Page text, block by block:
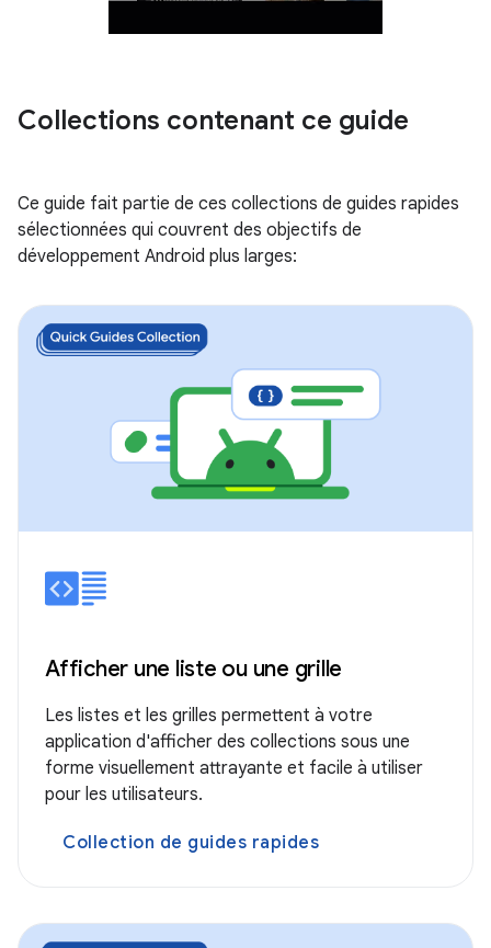
Collections contenant ce guide
Ce guide fait partie de ces collections de guides rapides
sélectionnées qui couvrent des objectifs de
développement Android plus larges:
Afficher une liste ou une grille
Les listes et les grilles permettent à votre
application d'afficher des collections sous une
forme visuellement attrayante et facile à utiliser
pour les utilisateurs.
Collection de guides rapides